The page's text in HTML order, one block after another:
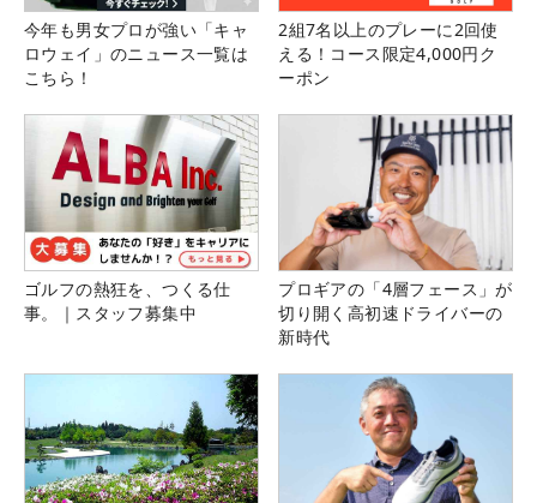
今年も男女プロが強い「キャ
ロウェイ」のニュース一覧は
こちら！
2組7名以上のプレーに2回使
える！コース限定4,000円ク
ーポン
ゴルフの熱狂を、つくる仕
事。｜スタッフ募集中
プロギアの「4層フェース」が
切り開く高初速ドライバーの
新時代